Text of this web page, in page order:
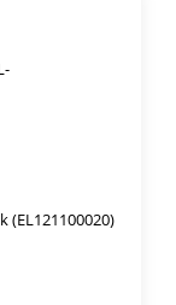
(EL121100020)